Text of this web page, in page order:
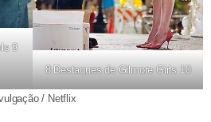
9
8 Destaques de Gilmore Girls 10
/ Netflix